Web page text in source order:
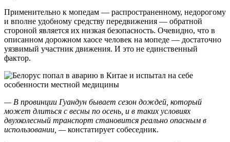
Применительно к мопедам — распространенному, недорогому
и вполне удобному средству передвижения — обратной
стороной является их низкая безопасность. Очевидно, что в
описанном дорожном хаосе человек на мопеде — достаточно
уязвимый участник движения. И это не единственный
фактор.
— В провинции Гуандун бывает сезон дождей, который
может длиться с весны по осень, и в таких условиях
двухколесный транспорт становится реально опасным в
использовании, —констатирует собеседник.